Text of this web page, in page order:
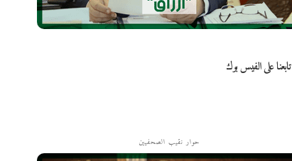
تابعنا على الفيس بوك
حوار نقيب الصحفيين